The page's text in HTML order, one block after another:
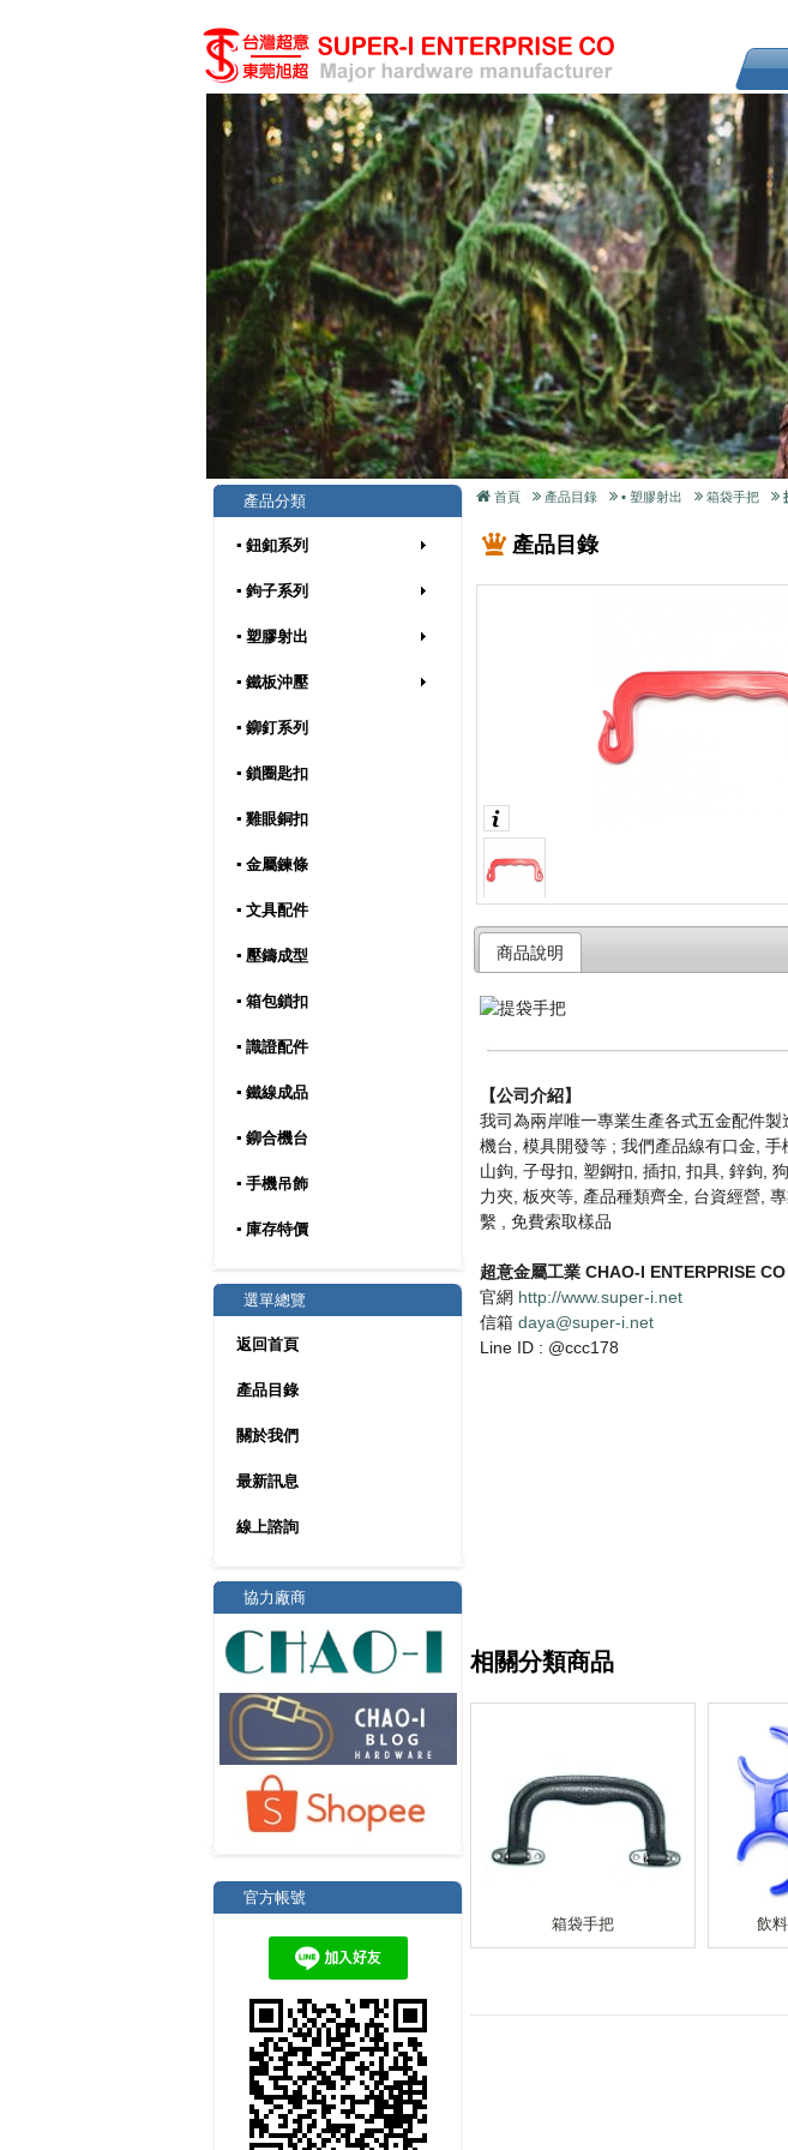
產品分類
▪ 鈕釦系列
▪ 鉤子系列
▪ 塑膠射出
▪ 鐵板沖壓
▪ 鉚釘系列
▪ 鎖圈匙扣
▪ 雞眼銅扣
▪ 金屬鍊條
▪ 文具配件
▪ 壓鑄成型
▪ 箱包鎖扣
▪ 識證配件
▪ 鐵線成品
▪ 鉚合機台
▪ 手機吊飾
▪ 庫存特價
選單總覽
返回首頁
產品目錄
關於我們
最新訊息
線上諮詢
協力廠商
官方帳號
首頁 產品目錄 ▪ 塑膠射出 箱袋手把
產品目錄
商品說明
【公司介紹】
我司為兩岸唯一專業生產各式五金配件
機台, 模具開發等 ; 我們產品線有口金,
山鉤, 子母扣, 塑鋼扣, 插扣, 扣具, 鋅鉤,
力夾, 板夾等, 產品種類齊全, 台資經營,
繫 , 免費索取樣品
超意金屬工業CHAO-I ENTERPRISE
官網 http://www.super-i.net
信箱 daya@super-i.net
Line ID : @ccc178
相關分類商品
箱袋手把 飲